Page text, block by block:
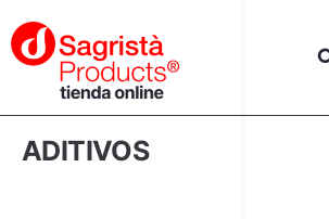
ADITIVOS